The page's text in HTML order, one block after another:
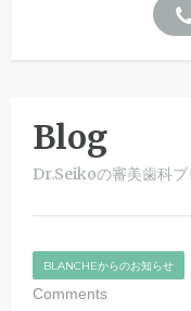
Blog
Dr.Seikoの審美歯科ブ
BLANCHEからのお知らせ
Comments